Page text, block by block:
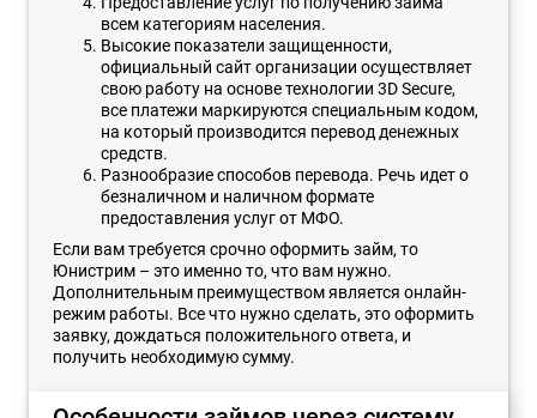
всем категориям населения.
Высокие показатели защищенности,
официальный сайт организации осуществляет
свою работу на основе технологии 3D Secure,
все платежи маркируются специальным кодом,
на который производится перевод денежных
средств.
Разнообразие способов перевода. Речь идет о
безналичном и наличном формате
предоставления услуг от МФО.
Если вам требуется срочно оформить займ, то
Юнистрим – это именно то, что вам нужно.
Дополнительным преимуществом является онлайн-
режим работы. Все что нужно сделать, это оформить
заявку, дождаться положительного ответа, и
получить необходимую сумму.